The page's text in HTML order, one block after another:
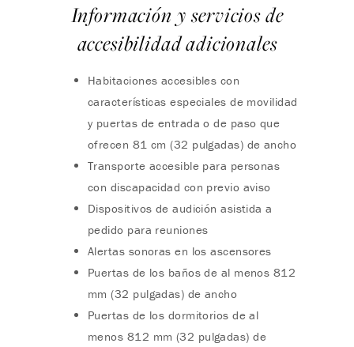
Información y servicios de
accesibilidad adicionales
Habitaciones accesibles con
características especiales de movilidad
y puertas de entrada o de paso que
ofrecen 81 cm (32 pulgadas) de ancho
Transporte accesible para personas
con discapacidad con previo aviso
Dispositivos de audición asistida a
pedido para reuniones
Alertas sonoras en los ascensores
Puertas de los baños de al menos 812
mm (32 pulgadas) de ancho
Puertas de los dormitorios de al
menos 812 mm (32 pulgadas) de